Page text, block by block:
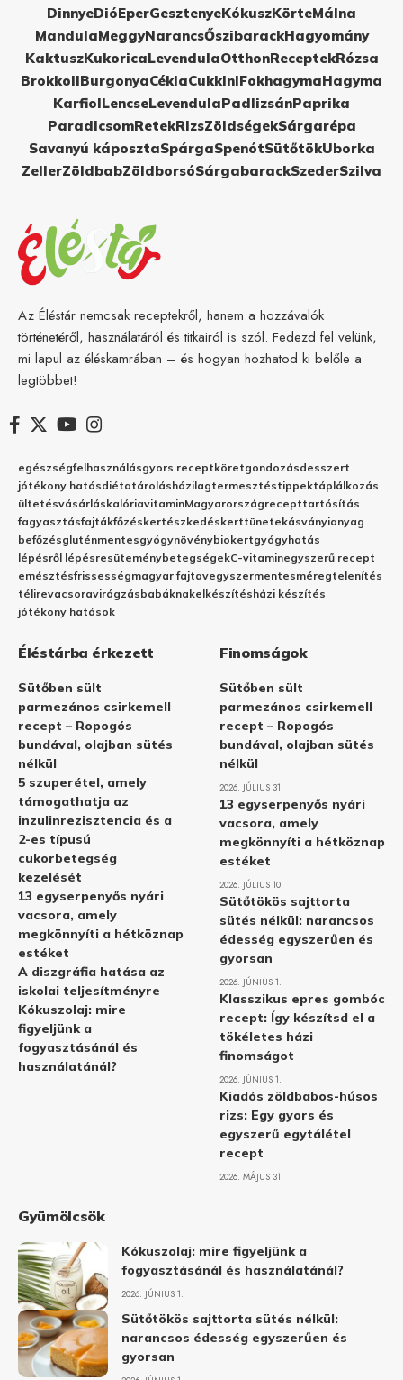
DinnyeDióEperGesztenyeKókuszKörteMálna
MandulaMeggyNarancsŐszibarackHagyomány
KaktuszKukoricaLevendulaOtthonReceptekRózsa
BrokkoliBurgonyaCéklaCukkiniFokhagymaHagyma
KarfiolLencseLevendulaPadlizsánPaprika
ParadicsomRetekRizsZöldségekSárgarépa
Savanyú káposztaSpárgaSpenótSütőtökUborka
ZellerZöldbabZöldborsóSárgabarackSzederSzilva
Az Éléstár nemcsak receptekről, hanem a hozzávalók
történetéről, használatáról és titkairól is szól. Fedezd fel velünk,
mi lapul az éléskamrában – és hogyan hozhatod ki belőle a
legtöbbet!
egészségfelhasználásgyors receptköretgondozásdesszert
jótékony hatásdiétatárolásházilagtermesztéstippektáplálkozás
ültetésvásárláskalóriavitaminMagyarországrecepttartósítás
fagyasztásfajtákfőzéskertészkedéskerttünetekásványianyag
befőzésgluténmentesgyógynövénybiokertgyógyhatás
lépésről lépésresüteménybetegségekC-vitaminegyszerű recept
emésztésfrissességmagyar fajtavegyszermentesméregtelenítés
télirevacsoravirágzásbabáknakelkészítésházi készítés
jótékony hatások
Éléstárba érkezett
Sütőben sült
parmezános csirkemell
recept – Ropogós
bundával, olajban sütés
nélkül
5 szuperétel, amely
támogathatja az
inzulinrezisztencia és a
2-es típusú
cukorbetegség
kezelését
13 egyserpenyős nyári
vacsora, amely
megkönnyíti a hétköznap
estéket
A diszgráfia hatása az
iskolai teljesítményre
Kókuszolaj: mire
figyeljünk a
fogyasztásánál és
használatánál?
Finomságok
Sütőben sült
parmezános csirkemell
recept – Ropogós
bundával, olajban sütés
nélkül
2026. JÚLIUS 31.
13 egyserpenyős nyári
vacsora, amely
megkönnyíti a hétköznap
estéket
2026. JÚLIUS 10.
Sütőtökös sajttorta
sütés nélkül: narancsos
édesség egyszerűen és
gyorsan
2026. JÚNIUS 1.
Klasszikus epres gombóc
recept: Így készítsd el a
tökéletes házi
finomságot
2026. JÚNIUS 1.
Kiadós zöldbabos-húsos
rizs: Egy gyors és
egyszerű egytálétel
recept
2026. MÁJUS 31.
Gyümölcsök
Kókuszolaj: mire figyeljünk a
fogyasztásánál és használatánál?
2026. JÚNIUS 1.
Sütőtökös sajttorta sütés nélkül:
narancsos édesség egyszerűen és
gyorsan